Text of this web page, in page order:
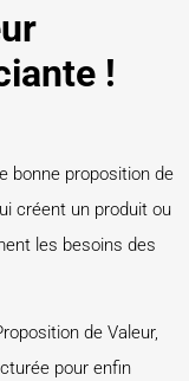
!
bonne proposition de
créent un produit ou
les besoins des
de Valeur,
pour enfin